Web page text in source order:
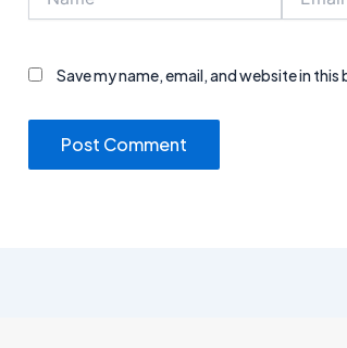
Save my name, email, and website in